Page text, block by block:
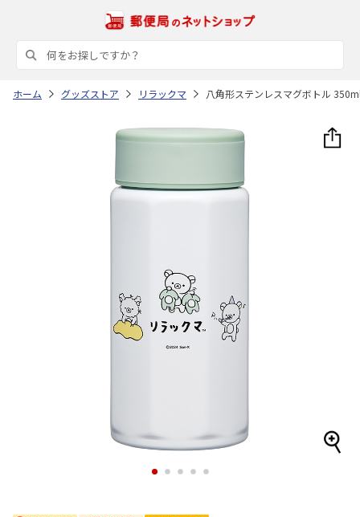
ホーム グッズストア リラックマ 八角形ステンレスマグボトル
1 2 3 4 5